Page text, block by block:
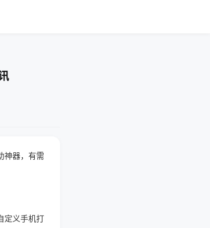
神器，有需
定义手机打